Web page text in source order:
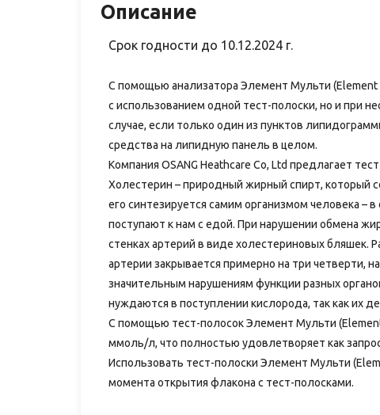
Описание
Срок годности до 10.12.2024 г.
С помощью анализатора Элемент Мульти
с использованием одной тест-полоски, но и при
случае, если только один из пунктов
средства на липидную панель в целом.
Компания OSANG Heathcare Co, Ltd предлагает
Холестерин – природный жирный спирт, который
его синтезируется самим организмом человека
поступают к нам с едой. При нарушении обмена
стенках артерий в виде холестериновых бляшек.
артерии закрывается примерно на три четверти,
значительным нарушениям функции разных
нуждаются в поступлении кислорода, так как их
С помощью тест-полосок Элемент Мульти
ммоль/л, что полностью удовлетворяет как
Использовать тест-полоски Элемент Мульти
момента открытия флакона с тест-полосками.